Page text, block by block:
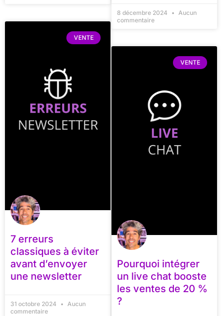
8 décembre 2024
Aucun
commentaire
VENTE
7 erreurs
classiques à éviter
avant d’envoyer
une newsletter
31 octobre 2024
Aucun
commentaire
VENTE
Pourquoi intégrer
un live chat booste
les ventes de 20 %
?